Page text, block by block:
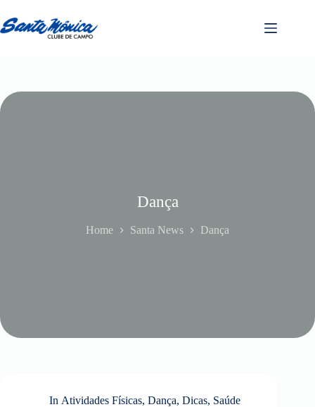
Dança
Home Santa News Dança
In Atividades Físicas,Dança,Dicas, Saúde